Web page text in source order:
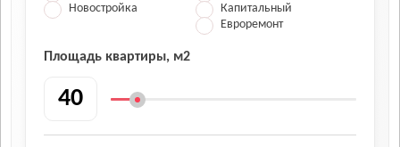
Новостройка
Капитальный
Евроремонт
Площадь квартиры, м2